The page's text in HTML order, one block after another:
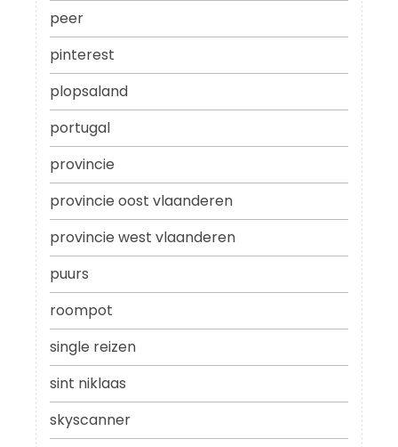
peer
pinterest
plopsaland
portugal
provincie
provincie oost vlaanderen
provincie west vlaanderen
puurs
roompot
single reizen
sint niklaas
skyscanner